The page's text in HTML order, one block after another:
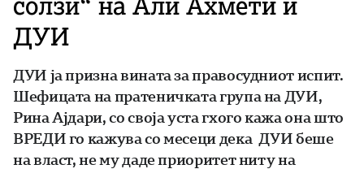
ДУИ
ДУИ ја призна вината за правосудниот испит.
Шефицата на пратеничката група на ДУИ,
Рина Ајдари, со своја уста гхого кажа она што
ВРЕДИ го кажува со месеци дека ДУИ беше
на власт, не му даде приоритет ниту на